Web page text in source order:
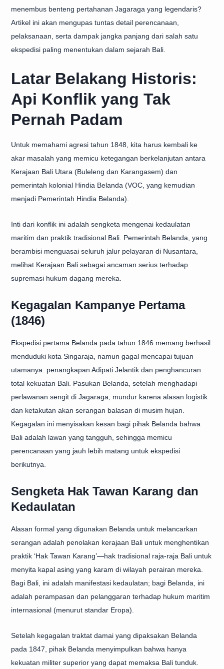
menembus benteng pertahanan Jagaraga yang legendaris?
Artikel ini akan mengupas tuntas detail perencanaan,
pelaksanaan, serta dampak jangka panjang dari salah satu
ekspedisi paling menentukan dalam sejarah Bali.
Latar Belakang Historis:
Api Konflik yang Tak
Pernah Padam
Untuk memahami agresi tahun 1848, kita harus kembali ke
akar masalah yang memicu ketegangan berkelanjutan antara
Kerajaan Bali Utara (Buleleng dan Karangasem) dan
pemerintah kolonial Hindia Belanda (VOC, yang kemudian
menjadi Pemerintah Hindia Belanda).
Inti dari konflik ini adalah sengketa mengenai kedaulatan
maritim dan praktik tradisional Bali. Pemerintah Belanda, yang
berambisi menguasai seluruh jalur pelayaran di Nusantara,
melihat Kerajaan Bali sebagai ancaman serius terhadap
supremasi hukum dagang mereka.
Kegagalan Kampanye Pertama
(1846)
Ekspedisi pertama Belanda pada tahun 1846 memang berhasil
menduduki kota Singaraja, namun gagal mencapai tujuan
utamanya: penangkapan Adipati Jelantik dan penghancuran
total kekuatan Bali. Pasukan Belanda, setelah menghadapi
perlawanan sengit di Jagaraga, mundur karena alasan logistik
dan ketakutan akan serangan balasan di musim hujan.
Kegagalan ini menyisakan kesan bagi pihak Belanda bahwa
Bali adalah lawan yang tangguh, sehingga memicu
perencanaan yang jauh lebih matang untuk ekspedisi
berikutnya.
Sengketa Hak Tawan Karang dan
Kedaulatan
Alasan formal yang digunakan Belanda untuk melancarkan
serangan adalah penolakan kerajaan Bali untuk menghentikan
praktik ‘Hak Tawan Karang’—hak tradisional raja-raja Bali untuk
menyita kapal asing yang karam di wilayah perairan mereka.
Bagi Bali, ini adalah manifestasi kedaulatan; bagi Belanda, ini
adalah perampasan dan pelanggaran terhadap hukum maritim
internasional (menurut standar Eropa).
Setelah kegagalan traktat damai yang dipaksakan Belanda
pada 1847, pihak Belanda menyimpulkan bahwa hanya
kekuatan militer superior yang dapat memaksa Bali tunduk.